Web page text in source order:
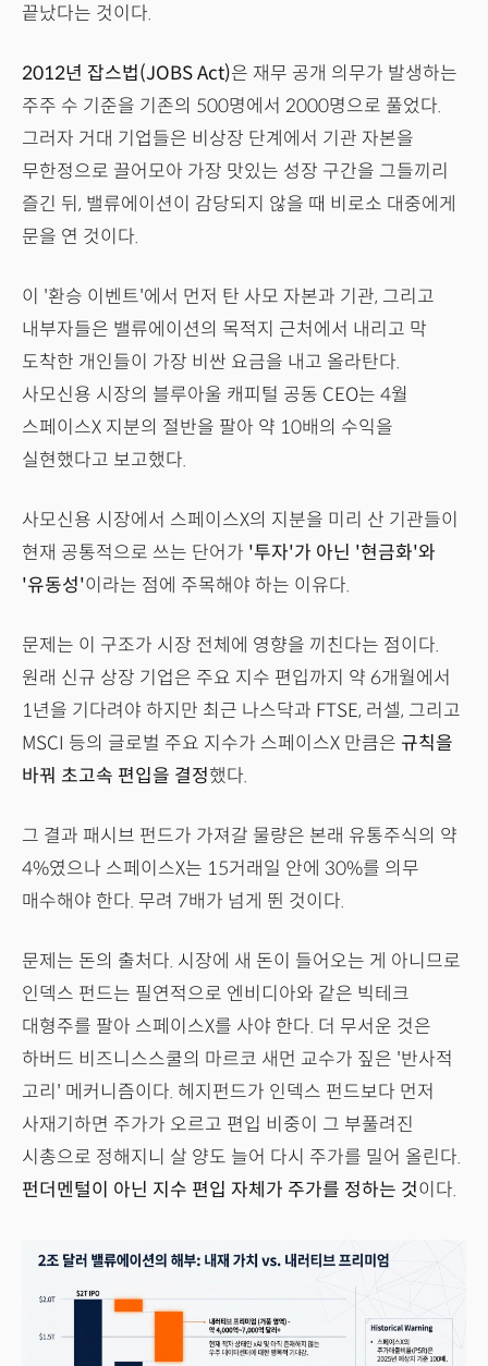
끝났다는 것이다.
2012년 잡스법(JOBS Act)은 재무 공개 의무가 발생하는
주주 수 기준을 기존의 500명에서 2000명으로 풀었다.
그러자 거대 기업들은 비상장 단계에서 기관 자본을
무한정으로 끌어모아 가장 맛있는 성장 구간을 그들끼리
즐긴 뒤, 밸류에이션이 감당되지 않을 때 비로소 대중에게
문을 연 것이다.
이 '환승 이벤트'에서 먼저 탄 사모 자본과 기관, 그리고
내부자들은 밸류에이션의 목적지 근처에서 내리고 막
도착한 개인들이 가장 비싼 요금을 내고 올라탄다.
사모신용 시장의 블루아울 캐피털 공동 CEO는 4월
스페이스X 지분의 절반을 팔아 약 10배의 수익을
실현했다고 보고했다.
사모신용 시장에서 스페이스X의 지분을 미리 산 기관들이
현재 공통적으로 쓰는 단어가 '투자'가 아닌 '현금화'와
'유동성'이라는 점에 주목해야 하는 이유다.
문제는 이 구조가 시장 전체에 영향을 끼친다는 점이다.
원래 신규 상장 기업은 주요 지수 편입까지 약 6개월에서
1년을 기다려야 하지만 최근 나스닥과 FTSE, 러셀, 그리고
MSCI 등의 글로벌 주요 지수가 스페이스X 만큼은 규칙을
바꿔 초고속 편입을 결정했다.
그 결과 패시브 펀드가 가져갈 물량은 본래 유통주식의 약
4%였으나 스페이스X는 15거래일 안에 30%를 의무
매수해야 한다. 무려 7배가 넘게 뛴 것이다.
문제는 돈의 출처다. 시장에 새 돈이 들어오는 게 아니므로
인덱스 펀드는 필연적으로 엔비디아와 같은 빅테크
대형주를 팔아 스페이스X를 사야 한다. 더 무서운 것은
하버드 비즈니스스쿨의 마르코 새먼 교수가 짚은 '반사적
고리' 메커니즘이다. 헤지펀드가 인덱스 펀드보다 먼저
사재기하면 주가가 오르고 편입 비중이 그 부풀려진
시총으로 정해지니 살 양도 늘어 다시 주가를 밀어 올린다.
펀더멘털이 아닌 지수 편입 자체가 주가를 정하는 것이다.